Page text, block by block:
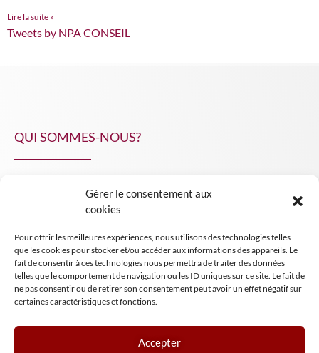
Gérer le consentement aux
cookies
Pour offrir les meilleures expériences, nous utilisons des technologies telles
que les cookies pour stocker et/ou accéder aux informations des appareils. Le
fait de consentir à ces technologies nous permettra de traiter des données
telles que le comportement de navigation ou les ID uniques sur ce site. Le fait de
ne pas consentir ou de retirer son consentement peut avoir un effet négatif sur
certaines caractéristiques et fonctions.
Accepter
Lire la suite »
Tweets by NPA CONSEIL
QUI SOMMES-NOUS?
INSIGHT NPA